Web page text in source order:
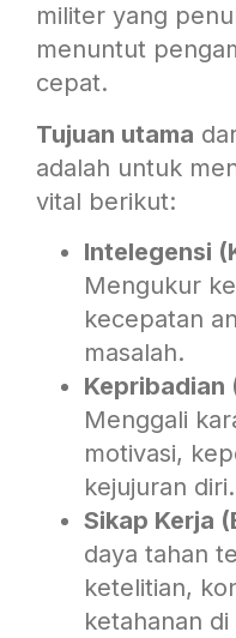
militer yang
menuntut
cepat.
Tujuan utama
adalah untuk
vital berikut:
Intelegensi
Mengukur
kecepatan
masalah.
Kepribadian
Menggali
motivasi,
kejujuran diri.
Sikap Kerja
daya tahan
ketelitian,
ketahanan